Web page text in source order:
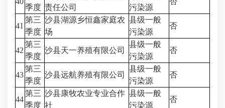
季度 责任公司
污染源
41
第三
季度
沙县湖源乡恒鑫家庭农
场
县级一般
污染源
否
42
第三
季度
沙县天一养殖有限公司
县级一般
污染源
否
43
第三
季度
沙县远航养殖有限公司
县级一般
污染源
否
44
第三
季度
沙县康牧农业专业合作
社
县级一般
污染源
否